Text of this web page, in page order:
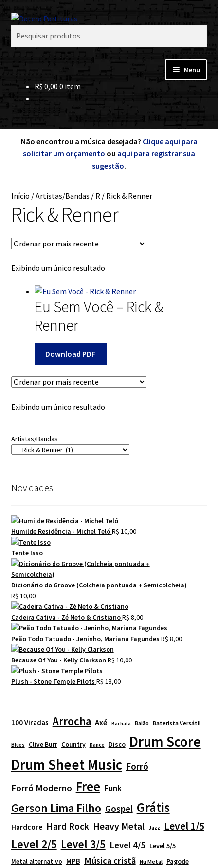
Pular
navegação
Pular
Pesquisar
Menu
Minha Conta
de A a Z
menu
Cursos
Grátis
Contato
Dúvidas
Mapa do site
R$ 0,00 0 item
Não encontrou a música desejada? Clique aqui para
solicitar um orçamento ou aqui para registrar sua
sugestão.
Início /Artistas/Bandas / R / Rick & Renner
Rick & Renner
Exibindo um único resultado
Eu Sem Você – Rick &
Renner
Download PDF
Exibindo um único resultado
Artistas/Bandas
Novidades
Humilde Residência - Michel TelóR$ 10,00
Tente Isso
Dicionário do Groove (Colcheia pontuada + Semicolcheia)
R$ 10,00
Cadeira Cativa - Zé Neto & CristianoR$ 8,00
Peão Todo Tatuado - Jeninho, Mariana Fagundes R$ 8,00
Because Of You - Kelly Clarkson R$ 10,00
Plush - Stone Temple Pilots R$ 13,00
100 Viradas Arrocha Axé Bachata Baião Baterista Versátil
Blues Clive Burr Country Dance Disco Drum Score
Drum Sheet Music Forró
Forró Moderno Free Funk
Gerson Lima Filho Gospel Grátis
Hardcore Hard Rock Heavy Metal Jazz Level 1/5
Level 2/5 Level 3/5 Level 4/5 Level 5/5
Metal alternativo MPB Música cristã Nu Metal Pagode